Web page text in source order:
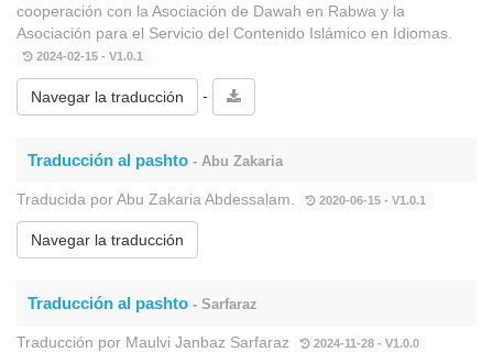
cooperación con la Asociación de Dawah en Rabwa y la
Asociación para el Servicio del Contenido Islámico en Idiomas.
2024-02-15 - V1.0.1
Navegar la traducción -
Traducción al pashto - Abu Zakaria
Traducida por Abu Zakaria Abdessalam. 2020-06-15 - V1.0.1
Navegar la traducción
Traducción al pashto - Sarfaraz
Traducción por Maulvi Janbaz Sarfaraz 2024-11-28 - V1.0.0